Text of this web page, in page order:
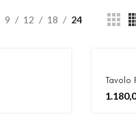
9 12 18 24
Tavolo